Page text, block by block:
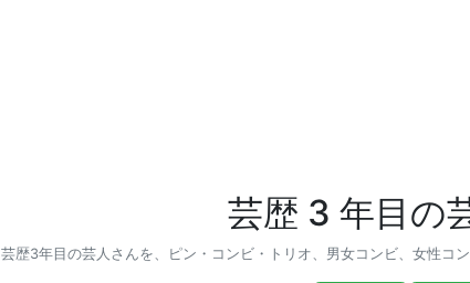
芸歴 3 年目の
芸歴3年目の芸人さんを、ピン・コンビ・トリオ、男女コンビ、女性コ